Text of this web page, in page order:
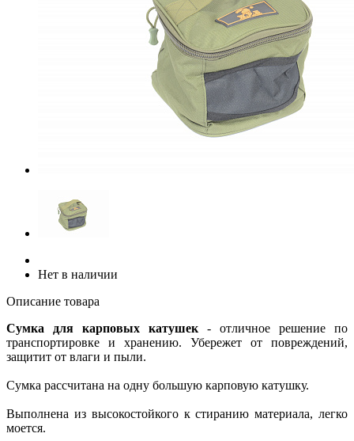
Нет в наличии
Описание товара
Сумка для карповых катушек - отличное решение по
транспортировке и хранению. Убережет от повреждений,
защитит от влаги и пыли.
Сумка рассчитана на одну большую карповую катушку.
Выполнена из высокостойкого к стиранию материала, легко
моется.